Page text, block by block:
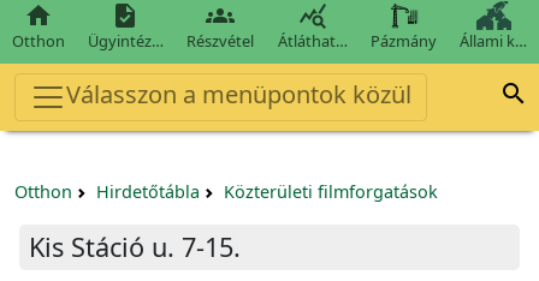

Otthon

Ügyintéz…

Részvétel

Átláthat… Pázmány Állami k…
Válasszon a menüpontok közül 
Otthon Hirdetőtábla Közterületi filmforgatások
Kis Stáció u. 7-15.